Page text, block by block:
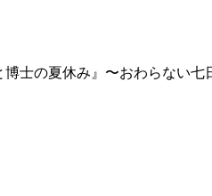
士の夏休み』〜おわらない七